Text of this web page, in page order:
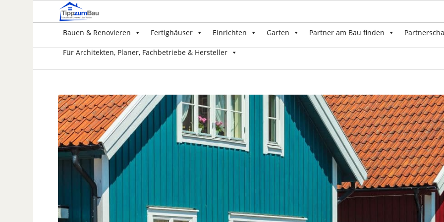
Bauen & Renovieren Fertighäuser Einrichten Garten Partner am Bau finden
Für Architekten, Planer, Fachbetriebe & Hersteller